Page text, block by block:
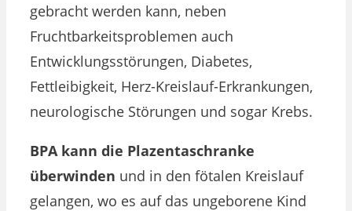
gebracht werden kann, neben
Fruchtbarkeitsproblemen auch
Entwicklungsstörungen, Diabetes,
Fettleibigkeit, Herz-Kreislauf-Erkrankungen,
neurologische Störungen und sogar Krebs.
BPA kann die Plazentaschranke
überwinden und in den fötalen Kreislauf
gelangen, wo es auf das ungeborene Kind